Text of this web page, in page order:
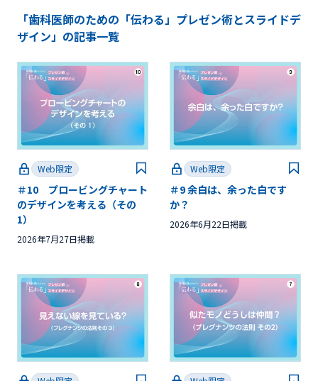
「歯科医師のための「伝わる」プレゼン術とスライドデ
ザイン」の記事一覧
Web限定
＃10 プロービングチャート
のデザインを考える（その
1）
2026年7月27日掲載
Web限定
＃9 余白は、余った白です
か？
2026年6月22日掲載